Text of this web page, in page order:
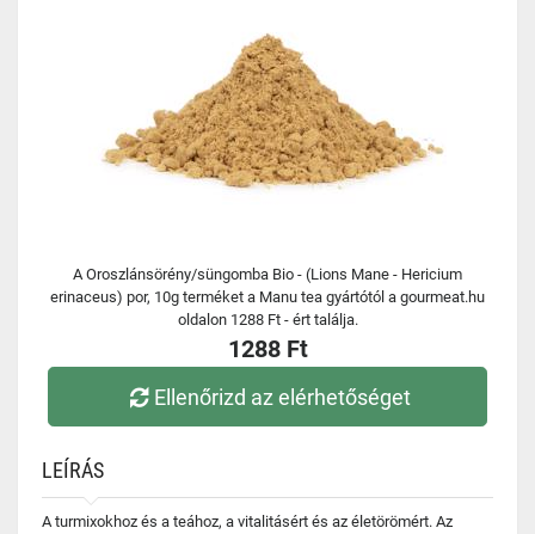
A Oroszlánsörény/süngomba Bio - (Lions Mane - Hericium
erinaceus) por, 10g terméket a Manu tea gyártótól a gourmeat.hu
oldalon 1288 Ft - ért találja.
1288 Ft
Ellenőrizd az elérhetőséget
LEÍRÁS
A turmixokhoz és a teához, a vitalitásért és az életörömért. Az